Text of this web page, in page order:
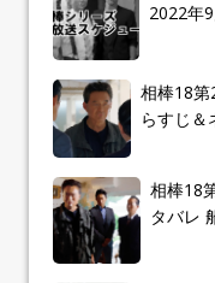
2022年
相棒18第
らすじ＆
相棒18
タバレ